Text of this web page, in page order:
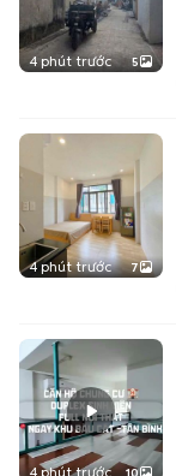
4 phút trước 5
4 phút trước 7
4 phút trước 10